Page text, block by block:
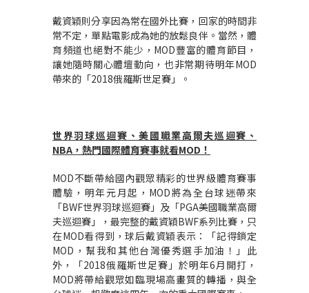
戴資穎則分享因為常在國外比賽，回家的時間非
常不定，單點電影成為她的放鬆良伴。當然，體
育頻道也絕對不能少，MOD豐富的體育節目，
讓她隨時關心體壇動向，也非常期待明年MOD
帶來的「2018俄羅斯世足賽」。
世界羽球巡迴賽、美國職業高爾夫巡迴賽、
NBA ，熱門國際體育賽事就看MOD ！
MOD不斷帶給國內觀眾精彩的世界級體育賽事
體驗，明年元月起，MOD將為全台球迷帶來
「BWF世界羽球巡迴賽」及「PGA美國職業高爾
夫巡迴賽」，最完整的戴資穎BWF系列比賽，只
在MOD看得到，球后戴資穎表示：「記得鎖定
MOD，幫我和其他台灣優秀選手加油！」此
外，「2018俄羅斯世足賽」於明年6月開打，
MOD將帶給觀眾如臨現場高畫質的轉播，與全